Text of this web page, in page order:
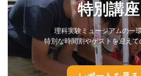
特別講座
理科実験ミュージアムの一
特別な時間割やゲストを迎えて